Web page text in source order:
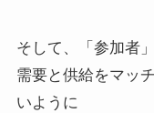
そして、「参加者
需要と供給をマッ
いように